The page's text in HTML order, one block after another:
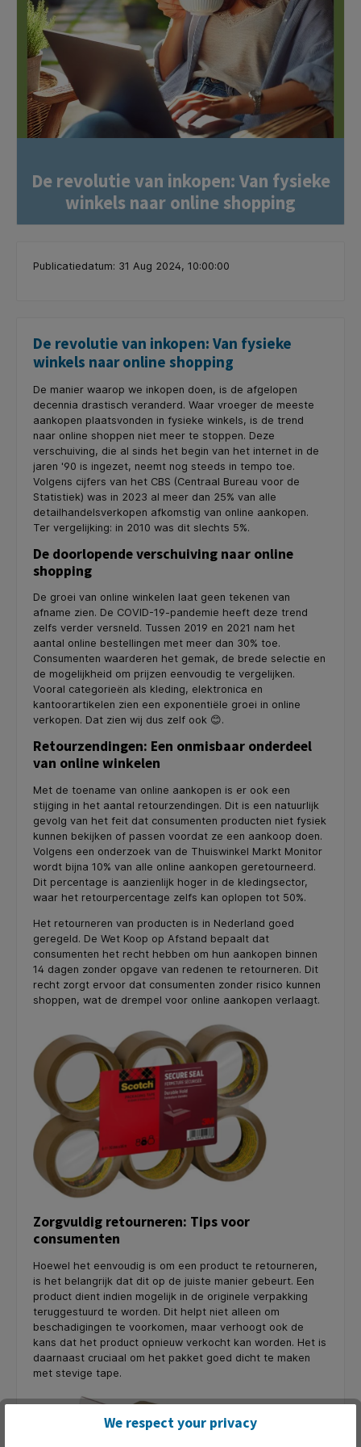
De revolutie van inkopen: Van fysieke
winkels naar online shopping
Publicatiedatum: 31 Aug 2024, 10:00:00
De revolutie van inkopen: Van fysieke
winkels naar online shopping
De manier waarop we inkopen doen, is de afgelopen
decennia drastisch veranderd. Waar vroeger de meeste
aankopen plaatsvonden in fysieke winkels, is de trend
naar online shoppen niet meer te stoppen. Deze
verschuiving, die al sinds het begin van het internet in de
jaren '90 is ingezet, neemt nog steeds in tempo toe.
Volgens cijfers van het CBS (Centraal Bureau voor de
Statistiek) was in 2023 al meer dan 25% van alle
detailhandelsverkopen afkomstig van online aankopen.
Ter vergelijking: in 2010 was dit slechts 5%.
De doorlopende verschuiving naar online
shopping
De groei van online winkelen laat geen tekenen van
afname zien. De COVID-19-pandemie heeft deze trend
zelfs verder versneld. Tussen 2019 en 2021 nam het
aantal online bestellingen met meer dan 30% toe.
Consumenten waarderen het gemak, de brede selectie en
de mogelijkheid om prijzen eenvoudig te vergelijken.
Vooral categorieën als kleding, elektronica en
kantoorartikelen zien een exponentiële groei in online
verkopen. Dat zien wij dus zelf ook 😊.
Retourzendingen: Een onmisbaar onderdeel
van online winkelen
Met de toename van online aankopen is er ook een
stijging in het aantal retourzendingen. Dit is een natuurlijk
gevolg van het feit dat consumenten producten niet fysiek
kunnen bekijken of passen voordat ze een aankoop doen.
Volgens een onderzoek van de Thuiswinkel Markt Monitor
wordt bijna 10% van alle online aankopen geretourneerd.
Dit percentage is aanzienlijk hoger in de kledingsector,
waar het retourpercentage zelfs kan oplopen tot 50%.
Het retourneren van producten is in Nederland goed
geregeld. De Wet Koop op Afstand bepaalt dat
consumenten het recht hebben om hun aankopen binnen
14 dagen zonder opgave van redenen te retourneren. Dit
recht zorgt ervoor dat consumenten zonder risico kunnen
shoppen, wat de drempel voor online aankopen verlaagt.
Zorgvuldig retourneren: Tips voor
consumenten
Hoewel het eenvoudig is om een product te retourneren,
is het belangrijk dat dit op de juiste manier gebeurt. Een
product dient indien mogelijk in de originele verpakking
teruggestuurd te worden. Dit helpt niet alleen om
beschadigingen te voorkomen, maar verhoogt ook de
kans dat het product opnieuw verkocht kan worden. Het is
daarnaast cruciaal om het pakket goed dicht te maken
met stevige tape.
We respect your privacy